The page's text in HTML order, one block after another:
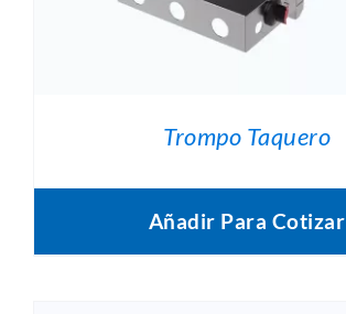
Trompo Taquero
Añadir Para Cotizar